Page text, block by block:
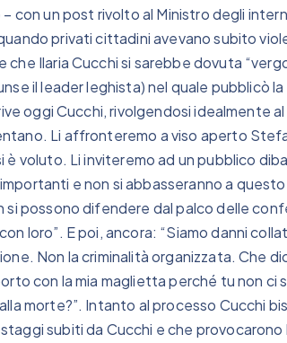
con un post rivolto al Ministro degli
privati cittadini avevano subito
che Ilaria Cucchi si sarebbe dovuta
il leader leghista) nel quale pubblicò
oggi Cucchi, rivolgendosi idealmente
Li affronteremo a viso aperto
è voluto. Li inviteremo ad un pubblico
e non si abbasseranno a
si possono difendere dal palco delle
loro”. E poi, ancora: “Siamo danni
Non la criminalità organizzata. Che
con la mia maglietta perché tu non
morte?”. Intanto al processo Cucchi
subiti da Cucchi e che